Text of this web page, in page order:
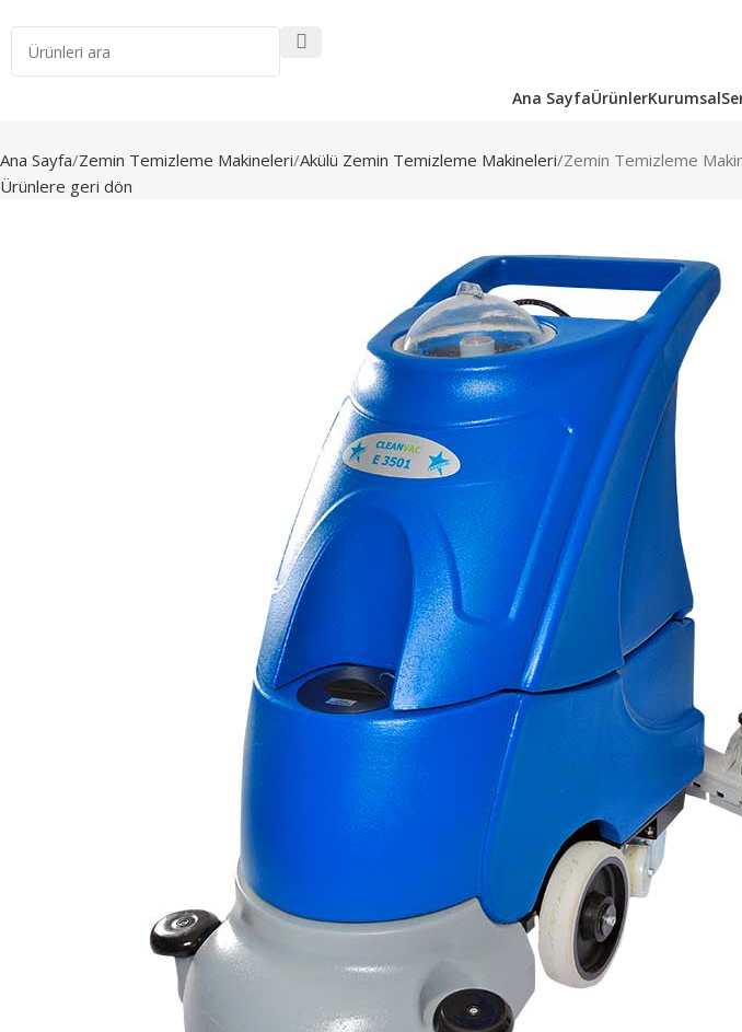
Ana SayfaÜrünlerKurumsal
Ana Sayfa Zemin Temizleme Makineleri Akülü Zemin Temizleme Makineleri Zemin Temizleme
Ürünlere geri dön